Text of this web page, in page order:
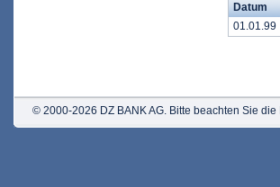
Datum
01.01.99
© 2000-2026 DZ BANK AG. Bitte beachten Sie die